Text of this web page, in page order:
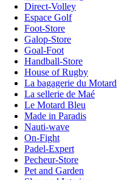
Direct-Volley
Espace Golf
Foot-Store
Galop-Store
Goal-Foot
Handball-Store
House of Rugby
La bagagerie du Motard
La sellerie de Maé
Le Motard Bleu
Made in Paradis
Nauti-wave
On-Fight
Padel-Expert
Pecheur-Store
Pet and Garden